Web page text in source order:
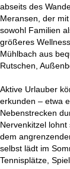
abseits des
Meransen, der
sowohl Familien
größeres
Mühlbach aus
Rutschen,
Aktive Urlauber
erkunden – etwa
Nebenstrecken
Nervenkitzel
dem
selbst lädt im
Tennisplätze,